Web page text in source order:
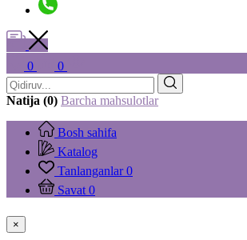
0 0
Natija (0) Barcha mahsulotlar
Bosh sahifa
Katalog
Tanlanganlar 0
Savat 0
×